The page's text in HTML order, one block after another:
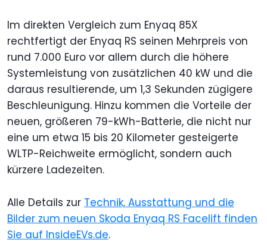
Im direkten Vergleich zum Enyaq 85X
rechtfertigt der Enyaq RS seinen Mehrpreis von
rund 7.000 Euro vor allem durch die höhere
Systemleistung von zusätzlichen 40 kW und die
daraus resultierende, um 1,3 Sekunden zügigere
Beschleunigung. Hinzu kommen die Vorteile der
neuen, größeren 79-kWh-Batterie, die nicht nur
eine um etwa 15 bis 20 Kilometer gesteigerte
WLTP-Reichweite ermöglicht, sondern auch
kürzere Ladezeiten.
Alle Details zur Technik, Ausstattung und die
Bilder zum neuen Skoda Enyaq RS Facelift finden
Sie auf InsideEVs.de.